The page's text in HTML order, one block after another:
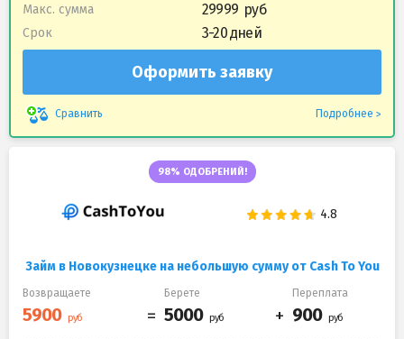
Макс. сумма 29999
Срок 3-20 дней
Оформить заявку
Сравнить Подробнее
98% ОДОБРЕНИЙ!
Займ в Новокузнецке на небольшую сумму от Cash To You
Возвращаете Берете Переплата